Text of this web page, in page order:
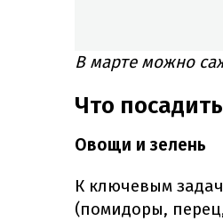
В марте можно
Что
Овощи и зелень
К ключевым
(помидоры,